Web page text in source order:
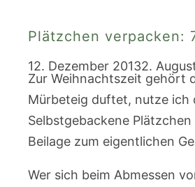
Plätzchen verpacken:
12. Dezember 20132.
Zur Weihnachtszeit gehört
Mürbeteig duftet, nutze ich
Selbstgebackene
Beilage zum eigentlichen
Wer sich beim Abmessen